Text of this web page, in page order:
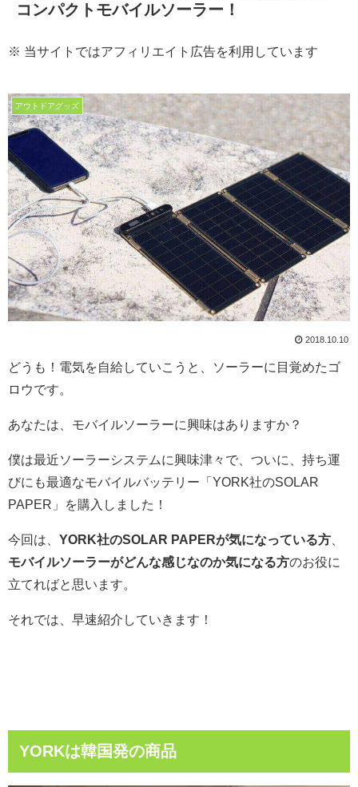
コンパクトモバイルソーラー！
※ 当サイトではアフィリエイト広告を利用しています
アウトドアグッズ
2018.10.10
どうも！電気を自給していこうと、ソーラーに目覚めたゴ
ロウです。
あなたは、モバイルソーラーに興味はありますか？
僕は最近ソーラーシステムに興味津々で、ついに、持ち運
びにも最適なモバイルバッテリー「YORK社のSOLAR
PAPER」を購入しました！
今回は、 YORK社のSOLAR PAPERが気になっている方
モバイルソーラーがどんな感じなのか気になる方のお役に
立てればと思います。
それでは、早速紹介していきます！
YORKは韓国発の商品